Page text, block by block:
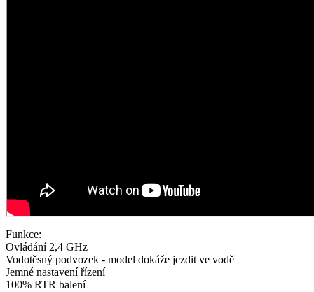
Funkce:
Ovládání 2,4 GHz
Vodotěsný podvozek - model dokáže jezdit ve vodě
Jemné nastavení řízení
100% RTR balení